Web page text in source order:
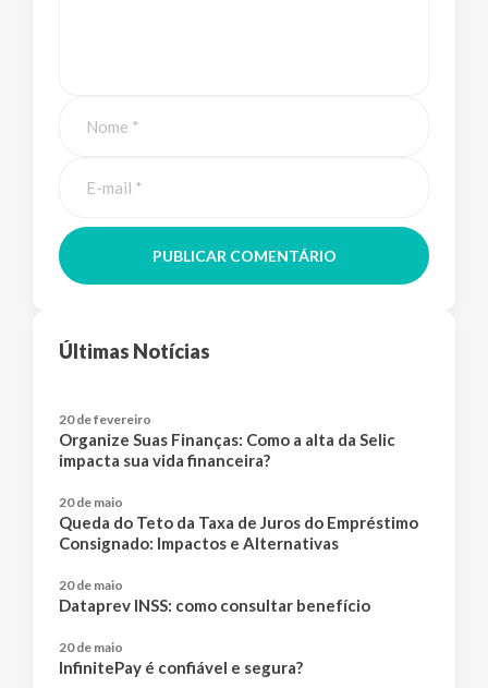
PUBLICAR COMENTÁRIO
Últimas Notícias
20 de fevereiro
Organize Suas Finanças: Como a alta da Selic
impacta sua vida financeira?
20 de maio
Queda do Teto da Taxa de Juros do Empréstimo
Consignado: Impactos e Alternativas
20 de maio
Dataprev INSS: como consultar benefício
20 de maio
InfinitePay é confiável e segura?